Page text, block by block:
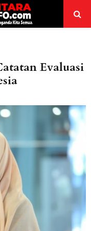
Evaluasi